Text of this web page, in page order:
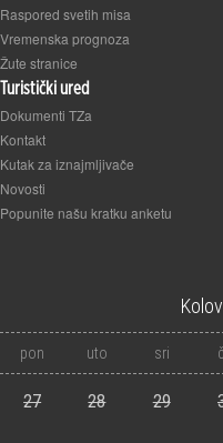
Raspored svetih misa
Vremenska prognoza
Žute stranice
Turistički ured
Dokumenti TZa
Kontakt
Kutak za iznajmljivače
Novosti
Popunite našu kratku anketu
1 3 5
'21 '23 '24
pon uto sri
27 28 29